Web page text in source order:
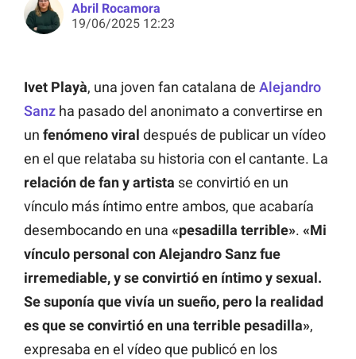
Abril Rocamora
19/06/2025 12:23
Ivet Playà, una joven fan catalana de Alejandro
Sanz ha pasado del anonimato a convertirse en
un fenómeno viral después de publicar un vídeo
en el que relataba su historia con el cantante. La
relación de fan y artista se convirtió en un
vínculo más íntimo entre ambos, que acabaría
desembocando en una «pesadilla terrible». «Mi
vínculo personal con Alejandro Sanz fue
irremediable, y se convirtió en íntimo y sexual.
Se suponía que vivía un sueño, pero la realidad
es que se convirtió en una terrible pesadilla»,
expresaba en el vídeo que publicó en los